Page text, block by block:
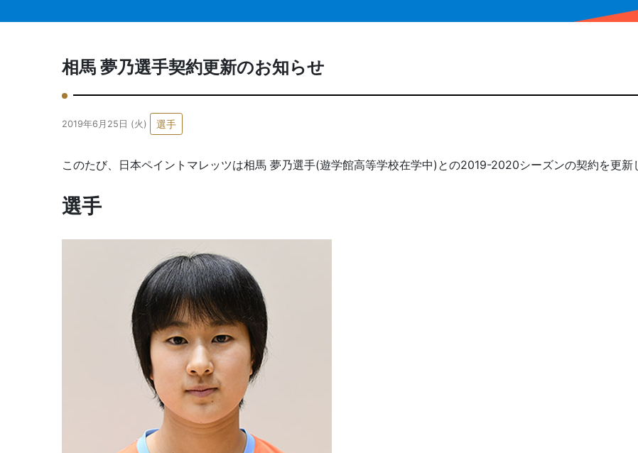
相馬 夢乃選手契約更新のお知らせ
2019年6月25日 (火) 選手
このたび、日本ペイントマレッツは相馬 夢乃選手(遊学館高等学校在学中)との2019-2020シーズンの契約を更新
選手